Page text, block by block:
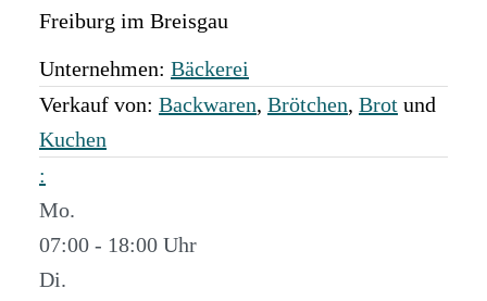
Freiburg im Breisgau
Unternehmen: Bäckerei
Verkauf von: Backwaren, Brötchen, Brot und
Kuchen
:
Mo.
07:00 - 18:00
Di.